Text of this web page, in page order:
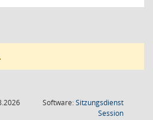
Software:Sitzungsdienst
Session(Wird in